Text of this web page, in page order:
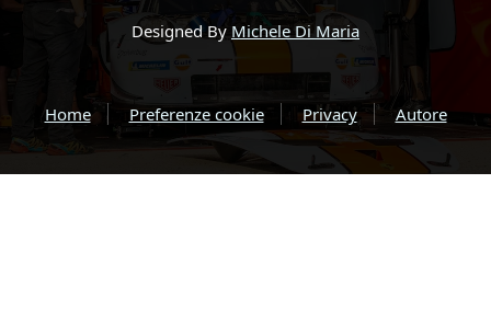
Designed By Michele Di Maria
Home Preferenze cookie Privacy Autore